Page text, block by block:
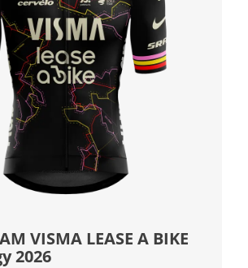
VISMA LEASE A BIKE
2026